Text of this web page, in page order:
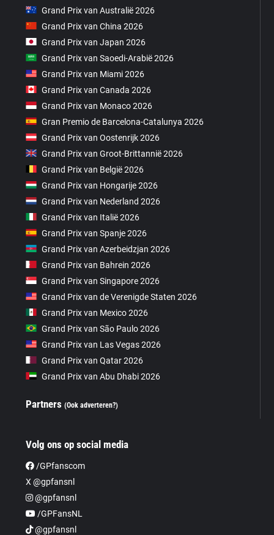
Grand Prix van Australië 2026
Grand Prix van China 2026
Grand Prix van Japan 2026
Grand Prix van Saoedi-Arabië 2026
Grand Prix van Miami 2026
Grand Prix van Canada 2026
Grand Prix van Monaco 2026
Gran Premio de Barcelona-Catalunya 2026
Grand Prix van Oostenrijk 2026
Grand Prix van Groot-Brittannië 2026
Grand Prix van België 2026
Grand Prix van Hongarije 2026
Grand Prix van Nederland 2026
Grand Prix van Italië 2026
Grand Prix van Spanje 2026
Grand Prix van Azerbeidzjan 2026
Grand Prix van Bahrein 2026
Grand Prix van Singapore 2026
Grand Prix van de Verenigde Staten 2026
Grand Prix van Mexico 2026
Grand Prix van São Paulo 2026
Grand Prix van Las Vegas 2026
Grand Prix van Qatar 2026
Grand Prix van Abu Dhabi 2026
Partners(Ook adverteren?)
Volg ons op social media
/GPfanscom
X @gpfansnl
@gpfansnl
/GPFansNL
@gpfansnl